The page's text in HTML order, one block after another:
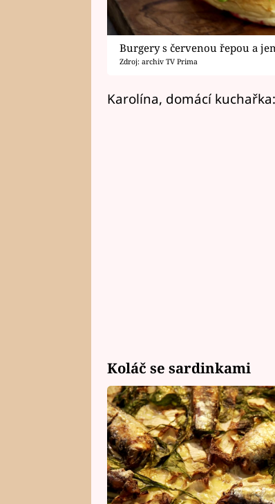
Burgery s červenou řepou a
Zdroj: archiv TV Prima
Karolína, domácí
Koláč se sardinkami